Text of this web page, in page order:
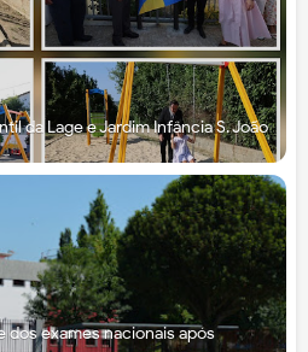
da Lage e Jardim Infância S. João
dos exames nacionais após